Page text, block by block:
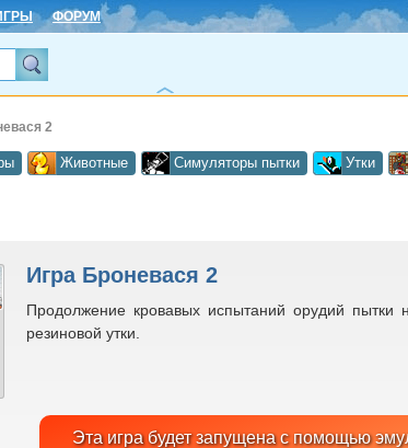
ФОРУМ
2
Животные Симуляторы пытки Утки
Игра Броневася 2
Продолжение кровавых испытаний орудий пытки
резиновой утки.
Эта игра будет запущена с помощью